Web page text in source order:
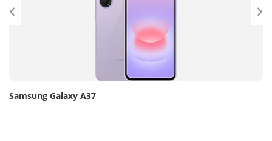
Samsung Galaxy A37